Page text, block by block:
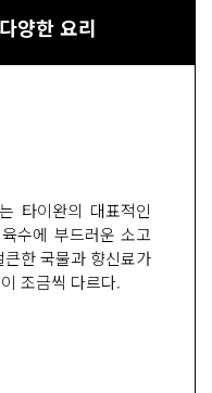
양한 요리
타이완의 대표적인
수에 부드러운 소고
한 국물과 향신료가
조금씩 다르다.